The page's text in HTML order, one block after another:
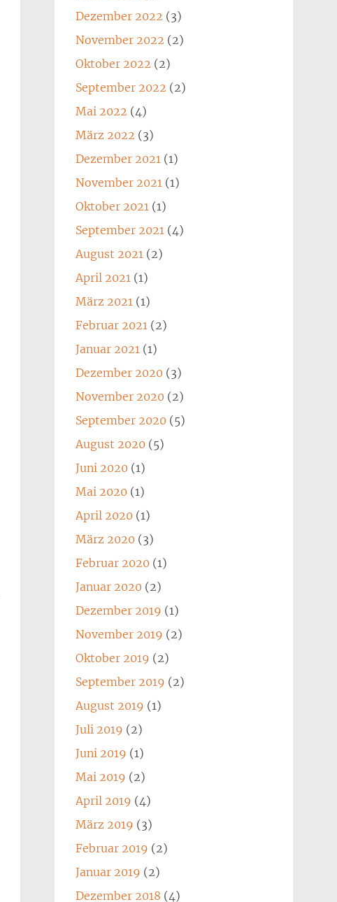
Dezember 2022 (3)
November 2022 (2)
Oktober 2022 (2)
September 2022 (2)
Mai 2022 (4)
März 2022 (3)
Dezember 2021(1)
November 2021(1)
Oktober 2021(1)
September 2021(4)
August 2021(2)
April 2021(1)
März 2021(1)
Februar 2021(2)
Januar 2021(1)
Dezember 2020 (3)
November 2020 (2)
September 2020 (5)
August 2020 (5)
Juni 2020 (1)
Mai 2020 (1)
April 2020 (1)
März 2020 (3)
Februar 2020 (1)
Januar 2020 (2)
Dezember 2019 (1)
November 2019 (2)
Oktober 2019 (2)
September 2019 (2)
August 2019 (1)
Juli 2019 (2)
Juni 2019 (1)
Mai 2019 (2)
April 2019 (4)
März 2019 (3)
Februar 2019 (2)
Januar 2019 (2)
Dezember 2018 (4)